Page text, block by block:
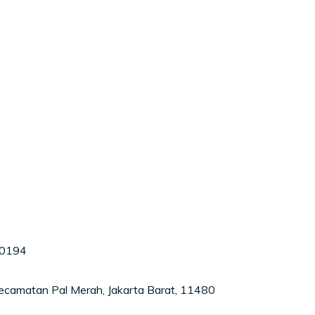
Pal Merah, Jakarta Barat, 11480